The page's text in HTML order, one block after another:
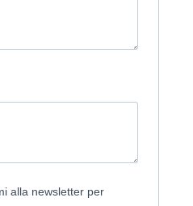
alla newsletter per